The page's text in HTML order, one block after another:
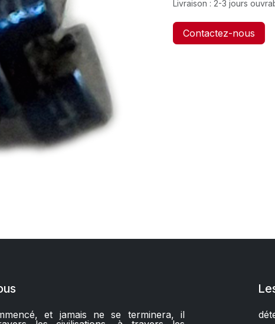
Livraison : 2-3 jours
Contactez-nous
et jamais ne se terminera, il